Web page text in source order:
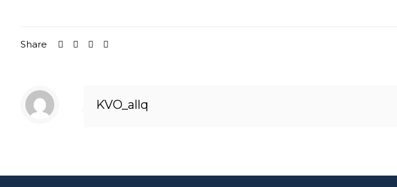
Share
KVO_allq